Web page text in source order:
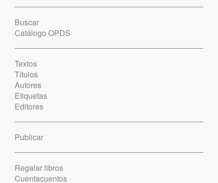
Buscar
Catálogo OPDS
Textos
Títulos
Autores
Etiquetas
Editores
Publicar
Regalar libros
Cuentacuentos